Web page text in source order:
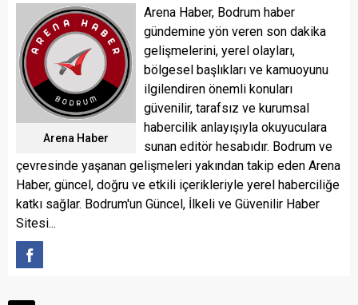
Arena Haber
Arena Haber, Bodrum haber
gündemine yön veren son dakika
gelişmelerini, yerel olayları,
bölgesel başlıkları ve kamuoyunu
ilgilendiren önemli konuları
güvenilir, tarafsız ve kurumsal
habercilik anlayışıyla okuyuculara
sunan editör hesabıdır. Bodrum ve
çevresinde yaşanan gelişmeleri yakından takip eden Arena
Haber, güncel, doğru ve etkili içerikleriyle yerel haberciliğe
katkı sağlar. Bodrum'un Güncel, İlkeli ve Güvenilir Haber
Sitesi...